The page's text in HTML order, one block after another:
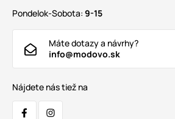
Pondelok-Sobota: 9-15
Máte dotazy a návrhy?
info@modovo.sk
Nájdete nás tiež na